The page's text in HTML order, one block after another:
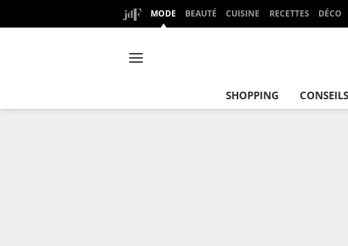
MODE BEAUTÉ CUISINE RECETTES DÉCO
SHOPPING CONSEILS